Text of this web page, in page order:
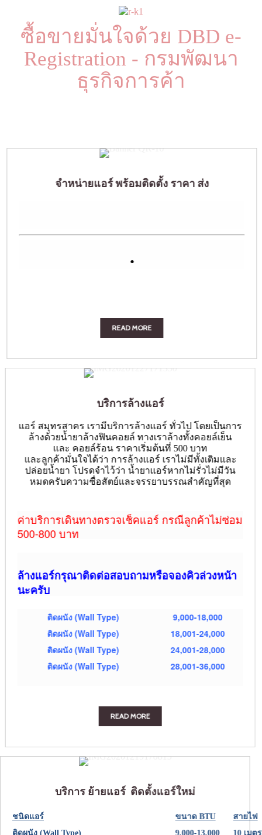
ซื้อขายมั่นใจด้วย DBD e-
Registration - กรมพัฒนา
ธุรกิจการค้า
จำหน่ายแอร์ พร้อมติดตั้ง ราคา ส่ง
.
READ MORE
บริการล้างแอร์
แอร์ สมุทรสาคร เรามีบริการล้างแอร์ ทั่วไป โดยเป็นการ
ล้างด้วยน้ำยาล้างฟินคอยล์ ทางเราล้างทั้งคอยล์เย็น
และ คอยล์ร้อน ราคาเริ่มต้นที่ 500 บาท
และลูกค้ามั่นใจได้ว่า การล้างแอร์ เราไม่มีทั้งเติมและ
ปล่อยน้ำยา โปรดจำไว้ว่า น้ำยาแอร์หากไม่รั่วไม่มีวัน
หมดครับความซื่อสัตย์และจรรยาบรรณสำคัญที่สุด
ค่าบริการเดินทางตรวจเช็คแอร์ กรณีลูกค้าไม่ซ่อม
500-800 บาท
ล้างแอร์กรุณาติดต่อสอบถามหรือจองคิวล่วงหน้า
นะครับ
ติดผนัง (Wall Type) 9,000-18,000
ติดผนัง (Wall Type)
18,001-24,000
ติดผนัง (Wall Type)
24,001-28,000
ติดผนัง (Wall Type)
28,001-36,000
READ MORE
บริการ ย้ายแอร์ ติดตั้งแอร์ใหม่
ชนิดแอร์ ขนาด BTU
สายไ
ติดผนัง (Wall Type)
9,000-13,000 10 เม